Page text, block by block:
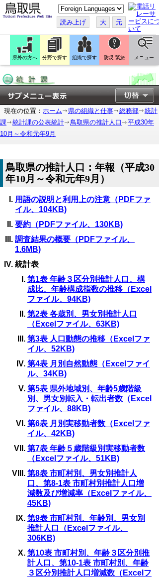
こ
の
ペ
ー
ジ
翻
訳
す
読み上げ 大 元
県外の方へ 分野で探す 組織で探す 防災 緊急 メニュー
現在の位置： ホーム 県の組織と仕事 総務部
統計
課
統計課の公表統計 鳥取県の推計人口
平成30年
10月～令和元年9月
鳥取県の推計人口：年報（平成30
年10月～令和元年9月）
用語の説明と利用上の注意（PDFファ
イル、104KB)
要約（PDFファイル、130KB)
調査結果の概要（PDFファイル、
1.6MB)
統計表
第1表 年齢３区分別推計人口、構
成比、年齢構成指数の推移（Excel
ファイル、94KB)
第2表 各歳別、男女別推計人口
（Excelファイル、63KB)
第3表 人口動態の推移（Excelファ
イル、52KB)
第4表 月別自然動態（Excelファイ
ル、34KB)
第5表 県外地域別、年齢5歳階級
別、男女別転入・転出者数（Excel
ファイル、88KB)
第6表 月別実移動者数（Excelファ
イル、42KB)
第7表 年齢５歳階級別実移動者数
（Excelファイル、51KB)
第8表 市町村別、男女別推計人
口、第8-1表 市町村別推計人口増
減数及び増減率（Excelファイル、
45KB)
第9表 市町村別、年齢別、男女別
推計人口（Excelファイル、
306KB)
第10表 市町村別、年齢３区分別推
計人口、第10-1表 市町村別、年齢
３区分別推計人口増減数（Excelフ